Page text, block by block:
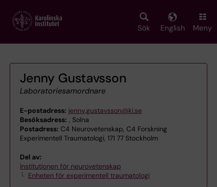
main
Sök English Meny
Jenny Gustavsson
Laboratoriesamordnare
E-postadress: jenny.gustavsson@ki.se
Besöksadress: , Solna
Postadress: C4 Neurovetenskap, C4 Forskning
Experimentell Traumatologi, 171 77 Stockholm
Del av:
Institutionen för neurovetenskap
Enheten för experimentell traumatologi